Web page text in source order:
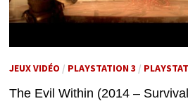
JEUX VIDÉO / PLAYSTATION 3 /
The Evil Within (2014 –